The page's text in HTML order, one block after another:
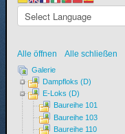
Alle öffnen Alle schließen
Galerie
Dampfloks (D)
E-Loks (D)
Baureihe 101
Baureihe 103
Baureihe 110